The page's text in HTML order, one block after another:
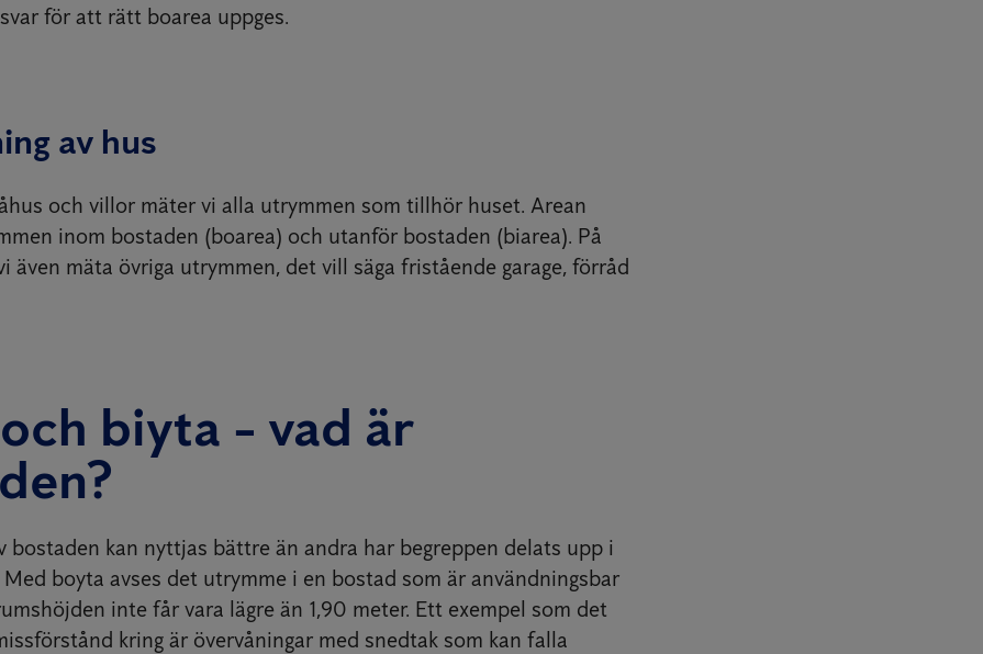
för att rätt boarea uppges.
av hus
och villor mäter vi alla utrymmen som tillhör huset. Arean
inom bostaden (boarea) och utanför bostaden (biarea). På
även mäta övriga utrymmen, det vill säga fristående garage, förråd
biyta - vad är
bostaden kan nyttjas bättre än andra har begreppen delats upp i
boyta avses det utrymme i en bostad som är användningsbar
inte får vara lägre än 1,90 meter. Ett exempel som det
kring är övervåningar med snedtak som kan falla